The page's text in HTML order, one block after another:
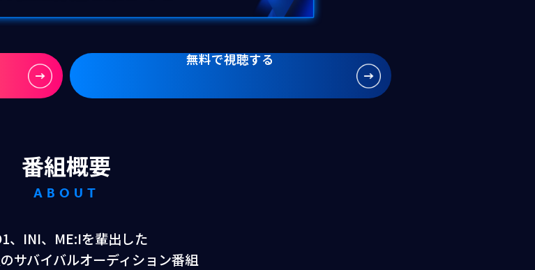
無料で視聴する
番組概要
ABOUT
、INI、ME:Iを輩出した
サバイバルオーディション番組